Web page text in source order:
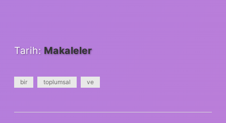
Tarih: Makaleler
bir toplumsal ve